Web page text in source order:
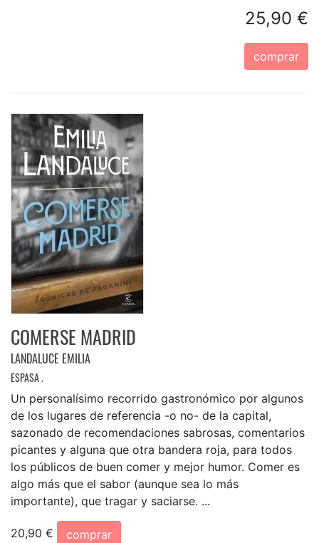
25,90 €
comprar
COMERSE MADRID
LANDALUCE EMILIA
ESPASA .
Un personalísimo recorrido gastronómico por algunos
de los lugares de referencia -o no- de la capital,
sazonado de recomendaciones sabrosas, comentarios
picantes y alguna que otra bandera roja, para todos
los públicos de buen comer y mejor humor. Comer es
algo más que el sabor (aunque sea lo más
importante), que tragar y saciarse. ...
20,90 €
comprar